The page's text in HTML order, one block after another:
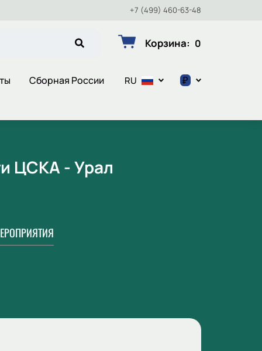
+7 (499) 460-63-48
Корзина: 0
Сборная России
RU ₽
ЦСКА - Урал